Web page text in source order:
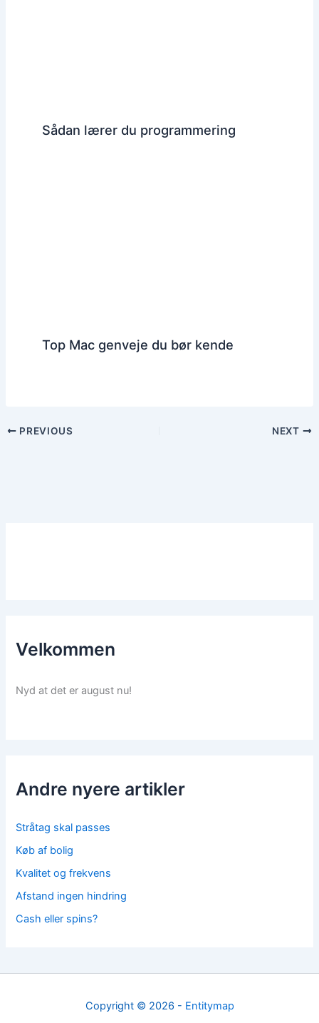
Sådan lærer du programmering
Top Mac genveje du bør kende
PREVIOUS NEXT
Velkommen
Nyd at det er august nu!
Andre nyere artikler
Stråtag skal passes
Køb af bolig
Kvalitet og frekvens
Afstand ingen hindring
Cash eller spins?
Copyright © 2026 - Entitymap